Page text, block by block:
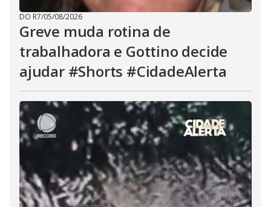
DO R7/05/08/2026
Greve muda rotina de
trabalhadora e Gottino decide
ajudar #Shorts #CidadeAlerta